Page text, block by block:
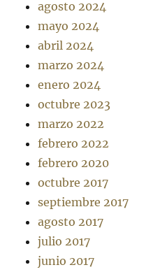
agosto 2024
mayo 2024
abril 2024
marzo 2024
enero 2024
octubre 2023
marzo 2022
febrero 2022
febrero 2020
octubre 2017
septiembre 2017
agosto 2017
julio 2017
junio 2017